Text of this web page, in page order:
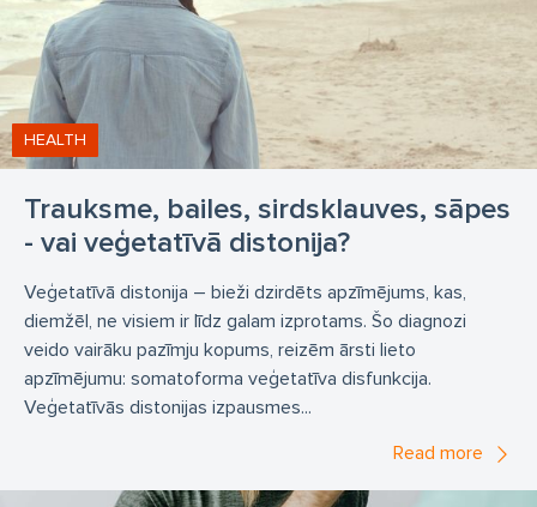
Trauksme, bailes, sirdsklauves, sāpes
- vai veģetatīvā distonija?
HEALTH
Veģetatīvā distonija – bieži dzirdēts apzīmējums, kas,
diemžēl, ne visiem ir līdz galam izprotams. Šo diagnozi
veido vairāku pazīmju kopums, reizēm ārsti lieto
apzīmējumu: somatoforma veģetatīva disfunkcija.
Veģetatīvās distonijas izpausmes...
Read more